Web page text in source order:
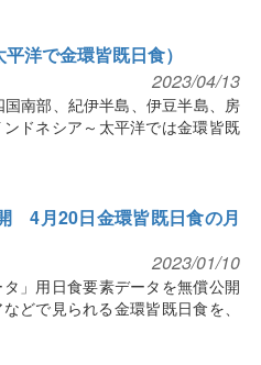
洋で金環皆既日食）
2023/04/13
南部、紀伊半島、伊豆半島、房
ドネシア～太平洋では金環皆既
4月20日金環皆既日食の月
2023/01/10
」用日食要素データを無償公開
どで見られる金環皆既日食を、